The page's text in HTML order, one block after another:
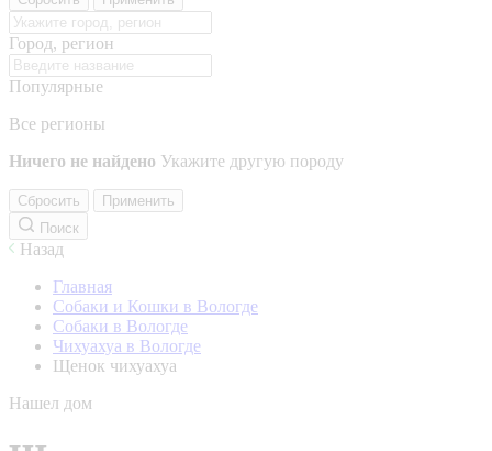
Город, регион
Популярные
Все регионы
Ничего не найдено Укажите другую породу
Сбросить
Применить
Поиск
Назад
Главная
Собаки и Кошки в Вологде
Собаки в Вологде
Чихуахуа в Вологде
Щенок чихуахуа
Нашел дом